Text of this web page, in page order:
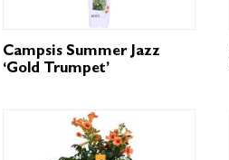
Campsis Summer Jazz
‘Gold Trumpet’